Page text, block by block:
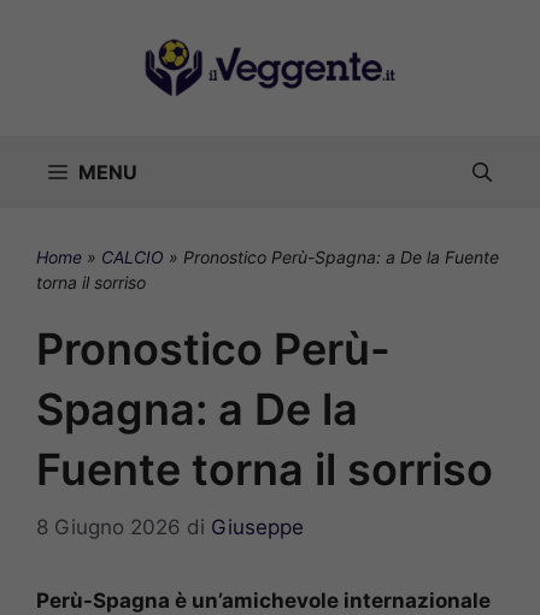
MENU
Home » CALCIO » Pronostico Perù-Spagna: a De la Fuente
torna il sorriso
Pronostico Perù-
Spagna: a De la
Fuente torna il sorriso
8 Giugno 2026 di Giuseppe
Perù-Spagna è un’amichevole internazionale